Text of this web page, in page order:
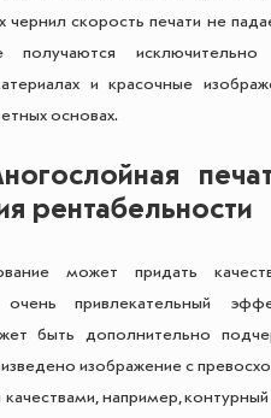
скорость печати не
получаются исключительно
и красочные
основах.
рентабельности
может придать
очень привлекательный
быть дополнительно
изображение с
например,